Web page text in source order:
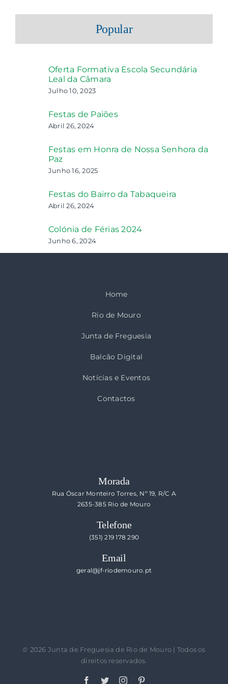
Popular
Oferta Formativa Escola Secundária
Leal da Câmara
Julho 10, 2023
Festas de Paiões
Abril 26, 2024
Festas em Honra de Nossa Senhora da
Paz
Junho 16, 2025
Festas do Bairro da Tabaqueira
Abril 26, 2024
Colónia de Férias 2024
Junho 6, 2024
Home
Rio de Mouro
Junta de Freguesia
Balcão Digital
Notícias e Eventos
Contactos
Morada
Rua Óscar Monteiro Torres, Nº 19, R/C A
2635-385 Rio de Mouro
Telefone
(351) 219 178 290
Email
geral@jf-riodemouro.pt
© 2026 Junta de Freguesia de Rio de Mouro | Todos os
direitos reservados.
Facebook
TwitterInstagram